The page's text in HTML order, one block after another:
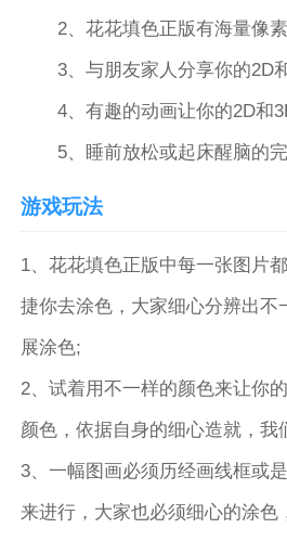
2、花花填色正版有海量像素
3、与朋友家人分享你的2D和
4、有趣的动画让你的2D和
5、睡前放松或起床醒脑的完
游戏玩法
1、花花填色正版中每一张图片
捷你去涂色，大家细心分辨出不
展涂色;
2、试着用不一样的颜色来让你
颜色，依据自身的细心造就，我
3、一幅图画必须历经画线框或
来进行，大家也必须细心的涂色